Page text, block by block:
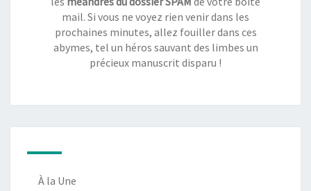
mail. Si vous ne voyez rien venir dans les
prochaines minutes, allez fouiller dans ces
abymes, tel un héros sauvant des limbes un
précieux manuscrit disparu !
À la Une